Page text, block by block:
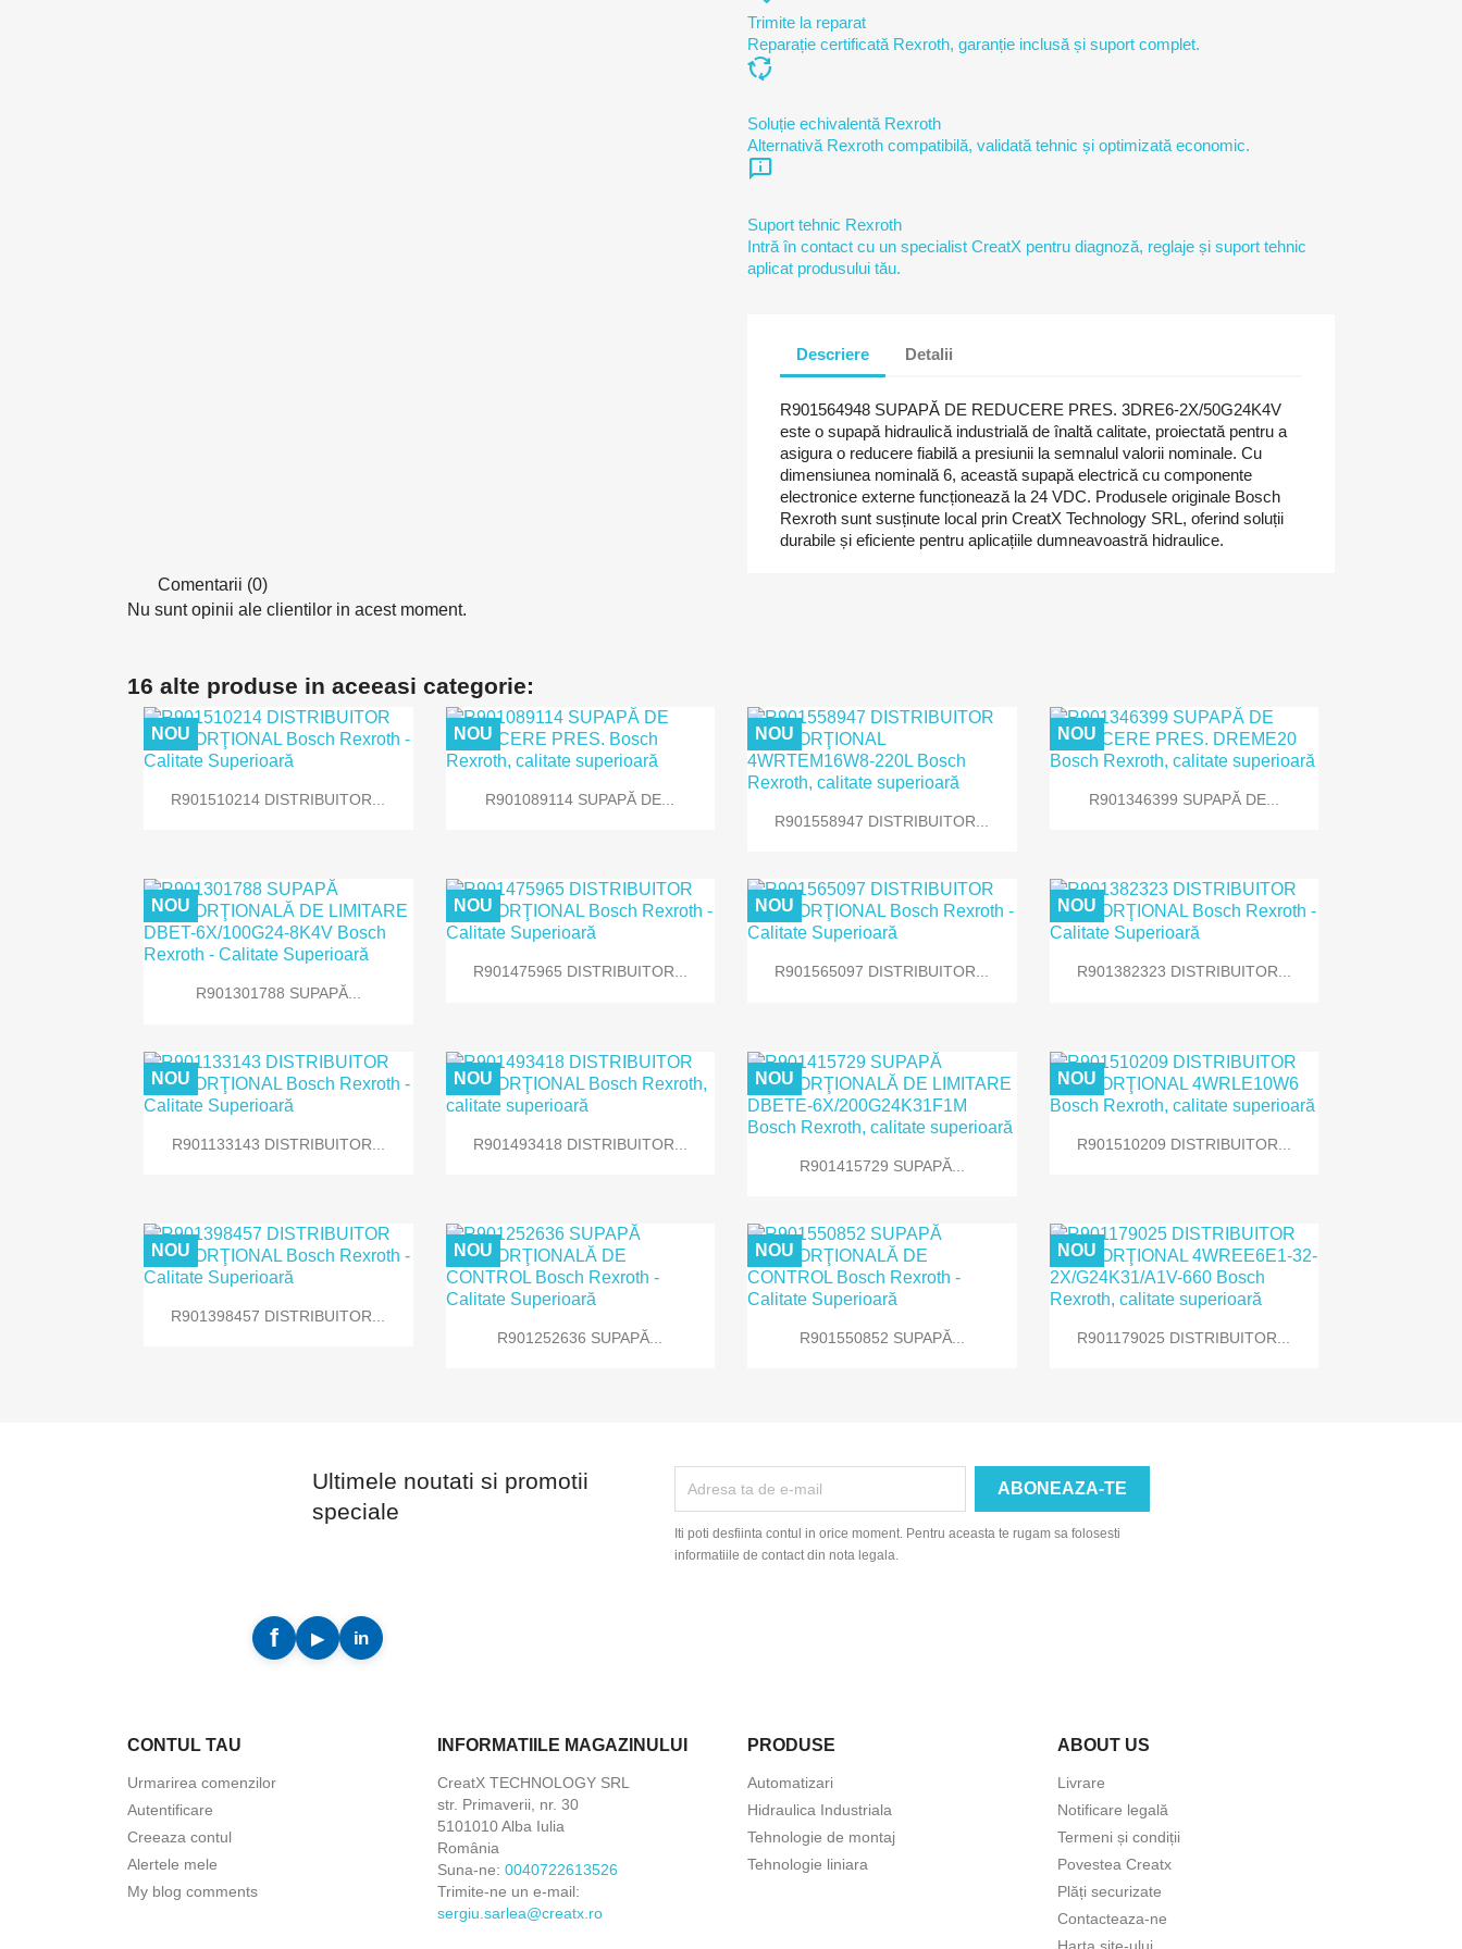
Trimite la reparat
Reparație certificată Rexroth, garanție inclusă și suport complet.
cycle
Soluție echivalentă Rexroth
Alternativă Rexroth compatibilă, validată tehnic și optimizată economic.
chat_info
Suport tehnic Rexroth
Intră în contact cu un specialist CreatX pentru diagnoză, reglaje și suport tehnic
aplicat produsului tău.
Descriere Detalii
R901564948 SUPAPĂ DE REDUCERE PRES. 3DRE6-2X/50G24K4V
este o supapă hidraulică industrială de înaltă calitate, proiectată pentru a
asigura o reducere fiabilă a presiunii la semnalul valorii nominale. Cu
dimensiunea nominală 6, această supapă electrică cu componente
electronice externe funcționează la 24 VDC. Produsele originale Bosch
Rexroth sunt susținute local prin CreatX Technology SRL, oferind soluții
durabile și eficiente pentru aplicațiile dumneavoastră hidraulice.
Comentarii (0)
Nu sunt opinii ale clientilor in acest moment.
16 alte produse in aceeasi categorie:
 Vizualizare rapida
R901510214 DISTRIBUITOR...
NOU
 Vizualizare rapida
R901089114 SUPAPĂ DE...
NOU
 Vizualizare rapida
R901558947 DISTRIBUITOR...
NOU
 Vizualizare rapida
R901346399 SUPAPĂ DE...
NOU
 Vizualizare rapida
R901301788 SUPAPĂ...
NOU
 Vizualizare rapida
R901475965 DISTRIBUITOR...
NOU
 Vizualizare rapida
R901565097 DISTRIBUITOR...
NOU
 Vizualizare rapida
R901382323 DISTRIBUITOR...
NOU
 Vizualizare rapida
R901133143 DISTRIBUITOR...
NOU
 Vizualizare rapida
R901493418 DISTRIBUITOR...
NOU
 Vizualizare rapida
R901415729 SUPAPĂ...
NOU
 Vizualizare rapida
R901510209 DISTRIBUITOR...
NOU
 Vizualizare rapida
R901398457 DISTRIBUITOR...
NOU
 Vizualizare rapida
R901252636 SUPAPĂ...
NOU
 Vizualizare rapida
R901550852 SUPAPĂ...
NOU
 Vizualizare rapida
R901179025 DISTRIBUITOR...
NOU
Ultimele noutati si promotii
speciale
Iti poti desfiinta contul in orice moment. Pentru aceasta te rugam sa folosesti
informatiile de contact din nota legala.
CONTUL TAU
Urmarirea comenzilor
Autentificare
Creeaza contul
Alertele mele
My blog comments
INFORMATIILE MAGAZINULUI
CreatX TECHNOLOGY SRL
str. Primaverii, nr. 30
5101010 Alba Iulia
România
Suna-ne: 0040722613526
Trimite-ne un e-mail:
sergiu.sarlea@creatx.ro
PRODUSE
Automatizari
Hidraulica Industriala
Tehnologie de montaj
Tehnologie liniara
ABOUT US
Livrare
Notificare legală
Termeni și condiții
Povestea Creatx
Plăți securizate
Contacteaza-ne